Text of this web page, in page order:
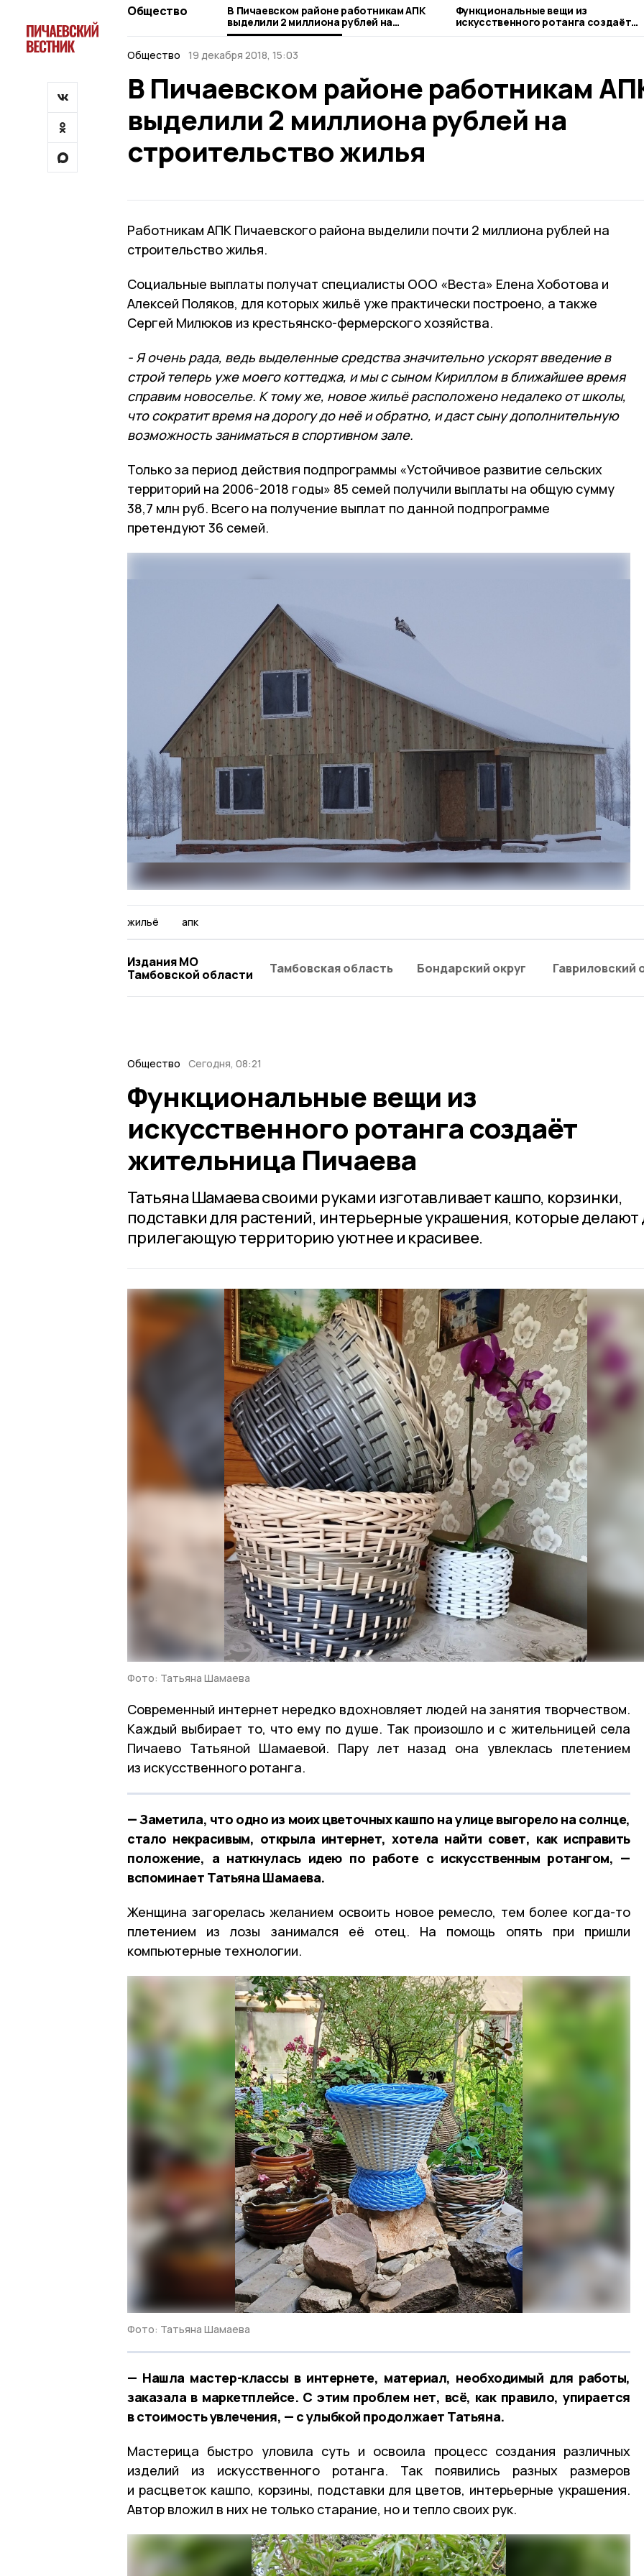
Общество
В Пичаевском районе работникам АПК
выделили 2 миллиона рублей на
строительство жилья
Функциональные вещи из
искусственного ротанга создаёт
жительница Пичаева
Общество
19 декабря 2018, 15:03
В Пичаевском районе работникам
выделили 2 миллиона рублей на
строительство жилья
Работникам АПК Пичаевского района выделили почти 2 миллиона рублей на
строительство жилья.
Социальные выплаты получат специалисты ООО «Веста» Елена Хоботова и
Алексей Поляков, для которых жильё уже практически построено, а также
Сергей Милюков из крестьянско-фермерского хозяйства.
- Я очень рада, ведь выделенные средства значительно ускорят введение в
строй теперь уже моего коттеджа, и мы с сыном Кириллом в ближайшее время
справим новоселье. К тому же, новое жильё расположено недалеко от школы,
что сократит время на дорогу до неё и обратно, и даст сыну дополнительную
возможность заниматься в спортивном зале.
Только за период действия подпрограммы «Устойчивое развитие сельских
территорий на 2006-2018 годы» 85 семей получили выплаты на общую сумму
38,7 млн руб. Всего на получение выплат по данной подпрограмме
претендуют 36 семей.
жильё апк
Издания МО
Тамбовской области
Тамбовская область Бондарский округ Гавриловский
Общество Сегодня, 08:21
Функциональные вещи из
искусственного ротанга создаёт
жительница Пичаева
Татьяна Шамаева своими руками изготавливает кашпо, корзинки,
подставки для растений, интерьерные украшения, которые делают
прилегающую территорию уютнее и красивее.
Фото: Татьяна Шамаева
Современный интернет нередко вдохновляет людей на занятия творчеством.
Каждый выбирает то, что ему по душе. Так произошло и с жительницей села
Пичаево Татьяной Шамаевой. Пару лет назад она увлеклась плетением
из искусственного ротанга.
— Заметила, что одно из моих цветочных кашпо на улице выгорело на солнце,
стало некрасивым, открыла интернет, хотела найти совет, как исправить
положение, а наткнулась идею по работе с искусственным ротангом, —
вспоминает Татьяна Шамаева.
Женщина загорелась желанием освоить новое ремесло, тем более когда-то
плетением из лозы занимался её отец. На помощь опять при пришли
компьютерные технологии.
Фото: Татьяна Шамаева
— Нашла мастер-классы в интернете, материал, необходимый для работы,
заказала в маркетплейсе. С этим проблем нет, всё, как правило, упирается
в стоимость увлечения, — с улыбкой продолжает Татьяна.
Мастерица быстро уловила суть и освоила процесс создания различных
изделий из искусственного ротанга. Так появились разных размеров
и расцветок кашпо, корзины, подставки для цветов, интерьерные украшения.
Автор вложил в них не только старание, но и тепло своих рук.